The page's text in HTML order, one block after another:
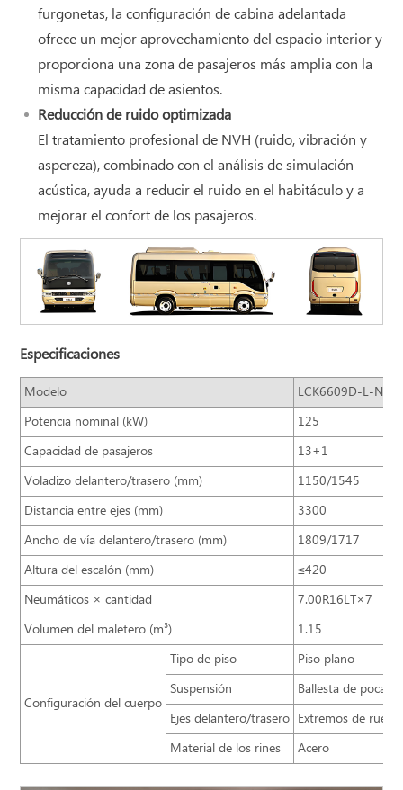
furgonetas, la configuración de cabina adelantada
ofrece un mejor aprovechamiento del espacio interior y
proporciona una zona de pasajeros más amplia con la
misma capacidad de asientos.
Reducción de ruido optimizada
El tratamiento profesional de NVH (ruido, vibración y
aspereza), combinado con el análisis de simulación
acústica, ayuda a reducir el ruido en el habitáculo y a
mejorar el confort de los pasajeros.
Especificaciones
Modelo LCK6609D-L-NG
Potencia nominal (kW)
125
Capacidad de pasajeros
13+1
Voladizo delantero/trasero (mm)
1150/1545
Distancia entre ejes (mm)
3300
Ancho de vía delantero/trasero (mm)
1809/1717
Altura del escalón (mm)
≤420
Neumáticos × cantidad
7.00R16LT×7
Volumen del maletero (m³)
1.15
Configuración del cuerpo
Tipo de piso
Piso plano
Suspensión
Ballesta de pocas
Ejes delantero/trasero Extremos de
Material de los rines
Acero